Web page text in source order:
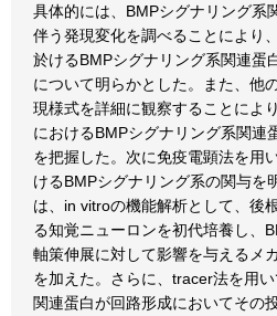
具体的には、BMPシグナリング系
伴う発現変化を調べることにより
於けるBMPシグナリング系関連蛋
について明らかとした。また、他
現様式を詳細に観察することによ
におけるBMPシグナリング系関連
を把握した。次に免疫電顕法を用
けるBMPシグナリング系の関与を
は、in vitroの機能解析として、後
る知覚ニューロンを初代培養し、
軸策伸展に対して影響を与えるメ
を加えた。さらに、tracer法を用
関連蛋白が回路形成においてその